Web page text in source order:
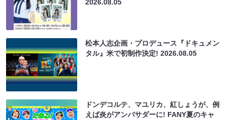
2026.08.05
松本人志企画・プロデュース『ドキュメン
タル』米で初制作決定!2026.08.05
ドンデコルテ、マユリカ、紅しょうが、例
えば炎がアンバサダーに! FANY夏のキャ